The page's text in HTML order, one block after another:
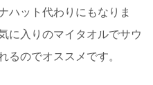
ハット代わりにもなりま
に入りのマイタオルでサウ
るのでオススメです。